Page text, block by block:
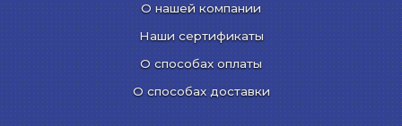
О нашей компании
Наши сертификаты
О способах оплаты
О способах доставки